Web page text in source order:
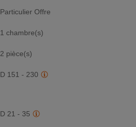
Particulier Offre
1 chambre(s)
2 pièce(s)
D 151 - 230
D 21 - 35